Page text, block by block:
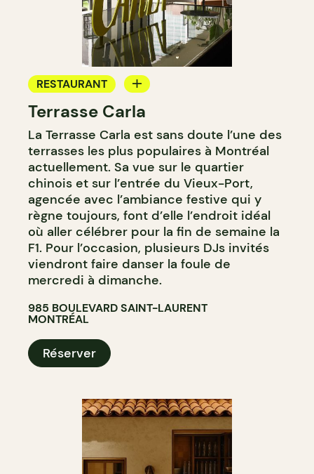
RESTAURANT
BAR
BAR À COCKTAIL
Terrasse Carla
La Terrasse Carla est sans doute l’une des
terrasses les plus populaires à Montréal
actuellement. Sa vue sur le quartier
chinois et sur l’entrée du Vieux-Port,
agencée avec l’ambiance festive qui y
règne toujours, font d’elle l’endroit idéal
où aller célébrer pour la fin de semaine la
F1. Pour l’occasion, plusieurs DJs invités
viendront faire danser la foule de
mercredi à dimanche.
985 BOULEVARD SAINT-LAURENT
MONTRÉAL
Réserver